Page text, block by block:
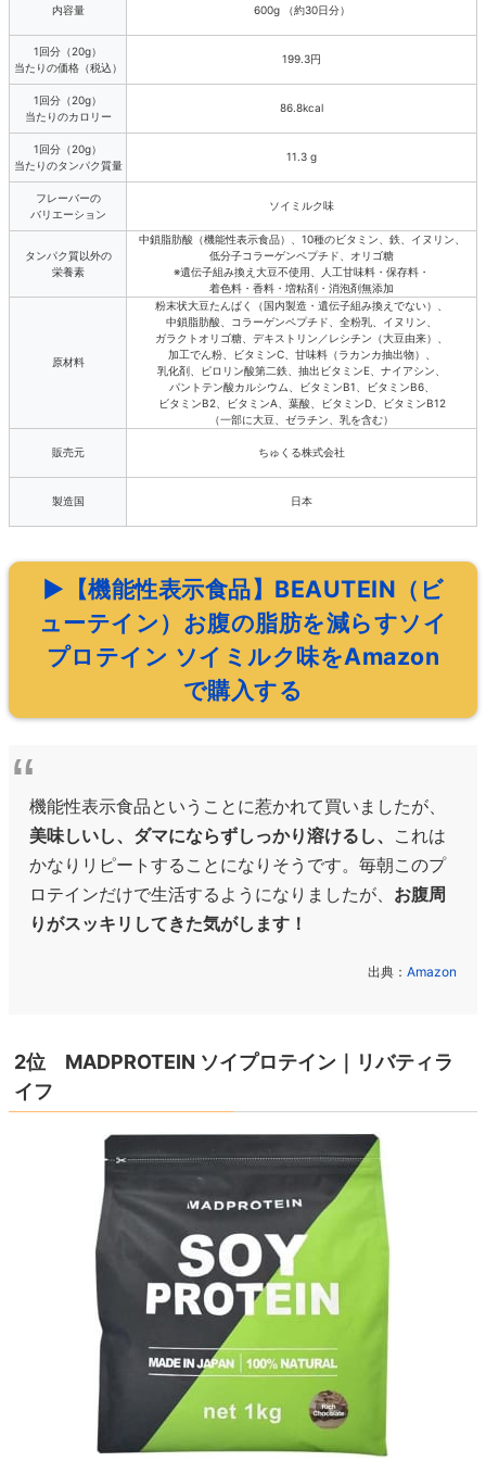
内容量 600g （約30日分）
1回分（20g）
当たりの価格（税込）
199.3円
1回分（20g）
当たりのカロリー
86.8kcal
1回分（20g）
当たりのタンパク質量
11.3 g
フレーバーの
バリエーション
ソイミルク味
タンパク質以外の
栄養素
中鎖脂肪酸（機能性表示食品）、10種のビタミン、鉄、イヌリン、
低分子コラーゲンペプチド、オリゴ糖
※遺伝子組み換え大豆不使用、人工甘味料・保存料・
着色料・香料・増粘剤・消泡剤無添加
原材料
粉末状大豆たんぱく（国内製造・遺伝子組み換えでない）、
中鎖脂肪酸、コラーゲンペプチド、全粉乳、イヌリン、
ガラクトオリゴ糖、デキストリン／レシチン（大豆由来）、
加工でん粉、ビタミンC、甘味料（ラカンカ抽出物）、
乳化剤、ピロリン酸第二鉄、抽出ビタミンE、ナイアシン、
パントテン酸カルシウム、ビタミンB1、ビタミンB6、
ビタミンB2、ビタミンA、葉酸、ビタミンD、ビタミンB12
（一部に大豆、ゼラチン、乳を含む）
販売元 ちゅくる株式会社
製造国 日本
▶【機能性表示食品】BEAUTEIN（ビ
ューテイン）お腹の脂肪を減らすソイ
プロテイン ソイミルク味をAmazon
で購入する
機能性表示食品ということに惹かれて買いましたが、
美味しいし、ダマにならずしっかり溶けるし、 これは
かなりリピートすることになりそうです。毎朝このプ
ロテインだけで生活するようになりましたが、 お腹周
りがスッキリしてきた気がします！
出典： Amazon
2位 MADPROTEIN ソイプロテイン｜リバティラ
イフ